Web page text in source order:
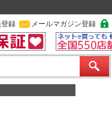
録 メールマガジン登録